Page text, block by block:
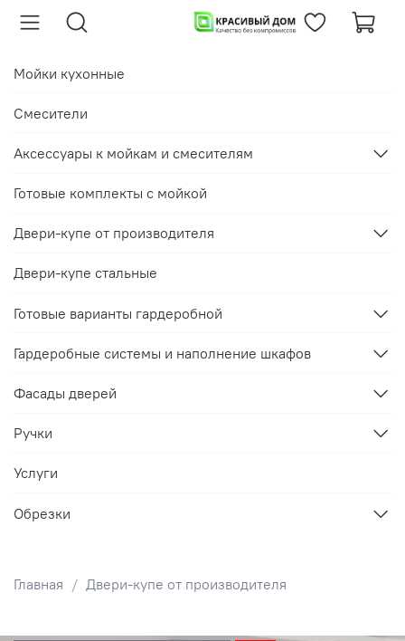
Главная Двери-купе от производителя
Мойки кухонные
Смесители
Аксессуары к мойкам и смесителям
Готовые комплекты с мойкой
Двери-купе от производителя
Двери-купе стальные
Готовые варианты гардеробной
Гардеробные системы и наполнение шкафов
Фасады дверей
Ручки
Услуги
Обрезки